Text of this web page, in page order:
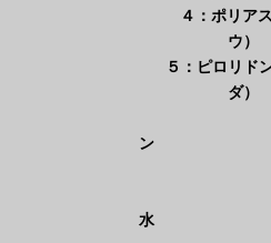
４：ポリア
ウ
５：ピロリド
ダ